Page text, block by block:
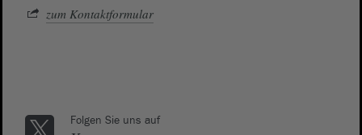
zum Kontaktformular
Folgen Sie uns auf